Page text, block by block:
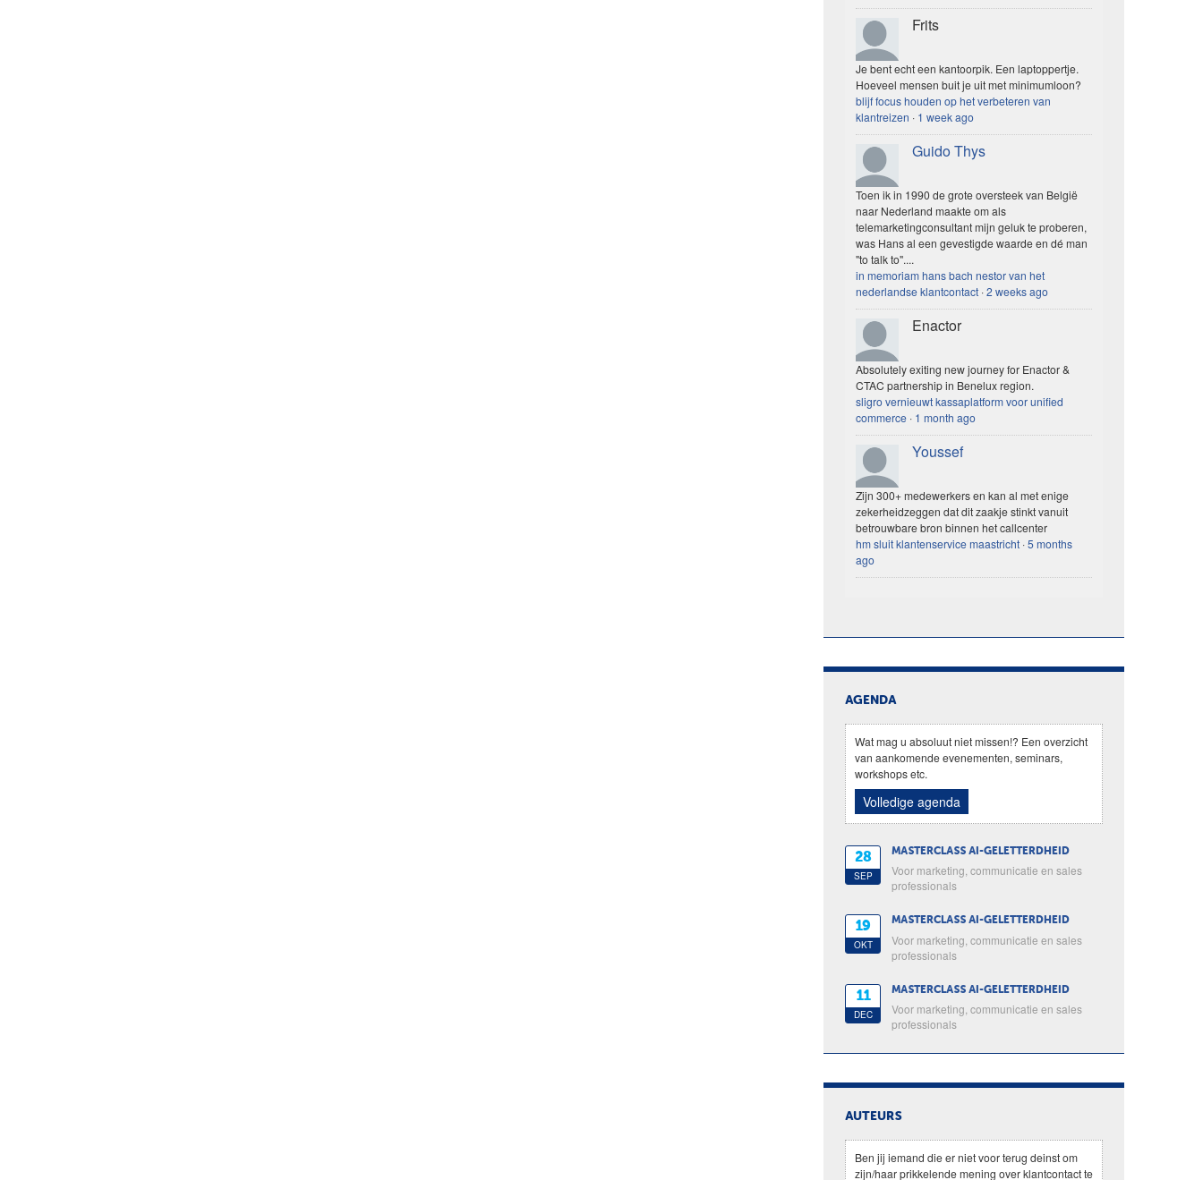
Frits
Je bent echt een kantoorpik. Een laptoppertje.
Hoeveel mensen buit je uit met minimumloon?
blijf focus houden op het verbeteren van
klantreizen · 1 week ago
Guido Thys
Toen ik in 1990 de grote oversteek van België
naar Nederland maakte om als
telemarketingconsultant mijn geluk te proberen,
was Hans al een gevestigde waarde en dé man
"to talk to"....
in memoriam hans bach nestor van het
nederlandse klantcontact ·2 weeks ago
Enactor
Absolutely exiting new journey for Enactor &
CTAC partnership in Benelux region.
sligro vernieuwt kassaplatform voor unified
commerce · 1 month ago
Youssef
Zijn 300+ medewerkers en kan al met enige
zekerheidzeggen dat dit zaakje stinkt vanuit
betrouwbare bron binnen het callcenter
hm sluit klantenservice maastricht ·5 months
ago
AGENDA
Wat mag u absoluut niet missen!? Een overzicht
van aankomende evenementen, seminars,
workshops etc.
Volledige agenda
28
SEP
MASTERCLASS AI-GELETTERDHEID
Voor marketing, communicatie en sales
professionals
19
OKT
MASTERCLASS AI-GELETTERDHEID
Voor marketing, communicatie en sales
professionals
11
DEC
MASTERCLASS AI-GELETTERDHEID
Voor marketing, communicatie en sales
professionals
AUTEURS
Ben jij iemand die er niet voor terug deinst om
zijn/haar prikkelende mening over klantcontact te